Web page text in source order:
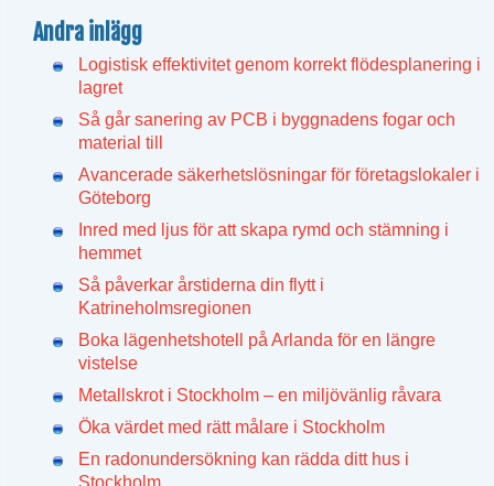
Andra inlägg
Logistisk effektivitet genom korrekt flödesplanering i
lagret
Så går sanering av PCB i byggnadens fogar och
material till
Avancerade säkerhetslösningar för företagslokaler i
Göteborg
Inred med ljus för att skapa rymd och stämning i
hemmet
Så påverkar årstiderna din flytt i
Katrineholmsregionen
Boka lägenhetshotell på Arlanda för en längre
vistelse
Metallskrot i Stockholm – en miljövänlig råvara
Öka värdet med rätt målare i Stockholm
En radonundersökning kan rädda ditt hus i
Stockholm